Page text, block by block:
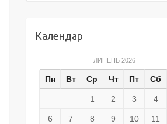
Календар
ЛИПЕНЬ 2026
Пн Вт Ср Чт Пт Сб
1 2 3 4
6 7 8 9 10 11